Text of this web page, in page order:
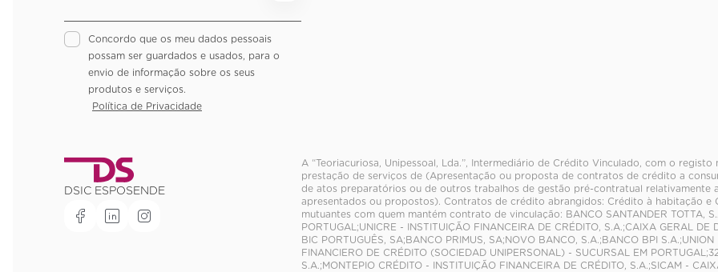
Concordo que os meu dados pessoais
possam ser guardados e usados, para o
envio de informação sobre os seus
produtos e serviços.
Política de Privacidade
DSIC ESPOSENDE
A “Teoriacuriosa, Unipessoal, Lda.”, Intermediário de Crédito Vinculado, com o
prestação de serviços de (Apresentação ou proposta de contratos de crédito a
de atos preparatórios ou de outros trabalhos de gestão pré-contratual relativamente
apresentados ou propostos). Contratos de crédito abrangidos: Crédito à habitação e
mutuantes com quem mantém contrato de vinculação: BANCO SANTANDER TOTTA,
PORTUGAL;UNICRE - INSTITUIÇÃO FINANCEIRA DE CRÉDITO, S.A.;CAIXA GERAL
BIC PORTUGUÊS, SA;BANCO PRIMUS, SA;NOVO BANCO, S.A.;BANCO BPI
FINANCIERO DE CRÉDITO (SOCIEDAD UNIPERSONAL) - SUCURSAL EM
S.A.;MONTEPIO CRÉDITO - INSTITUIÇÃO FINANCEIRA DE CRÉDITO, S.A.;SICAM -